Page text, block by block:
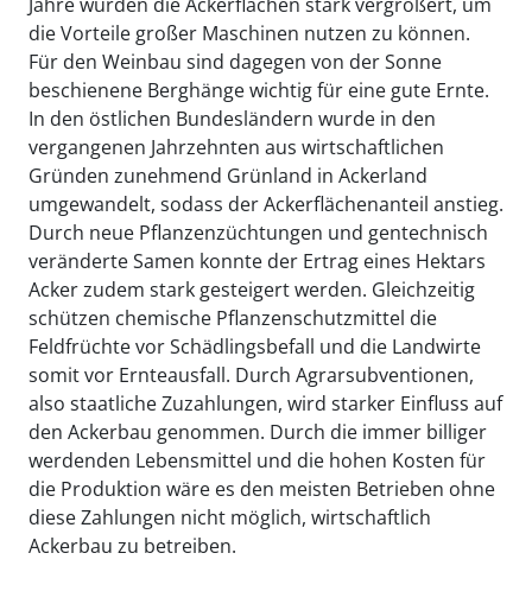
die Vorteile großer Maschinen nutzen zu können.
Für den Weinbau sind dagegen von der Sonne
beschienene Berghänge wichtig für eine gute Ernte.
In den östlichen Bundesländern wurde in den
vergangenen Jahrzehnten aus wirtschaftlichen
Gründen zunehmend Grünland in Ackerland
umgewandelt, sodass der Ackerflächenanteil anstieg.
Durch neue Pflanzenzüchtungen und gentechnisch
veränderte Samen konnte der Ertrag eines Hektars
Acker zudem stark gesteigert werden. Gleichzeitig
schützen chemische Pflanzenschutzmittel die
Feldfrüchte vor Schädlingsbefall und die Landwirte
somit vor Ernteausfall. Durch Agrarsubventionen,
also staatliche Zuzahlungen, wird starker Einfluss auf
den Ackerbau genommen. Durch die immer billiger
werdenden Lebensmittel und die hohen Kosten für
die Produktion wäre es den meisten Betrieben ohne
diese Zahlungen nicht möglich, wirtschaftlich
Ackerbau zu betreiben.